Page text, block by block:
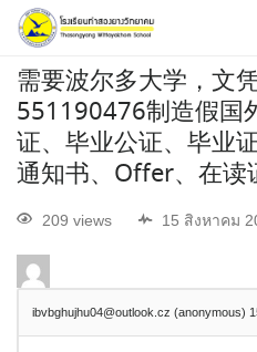
需要波尔多大学，文
551190476制造假国
证、毕业公证、毕业
通知书、Offer、在
209 views 15 สิงหาคม
ibvbghujhu04@outlook.cz (anonymous)